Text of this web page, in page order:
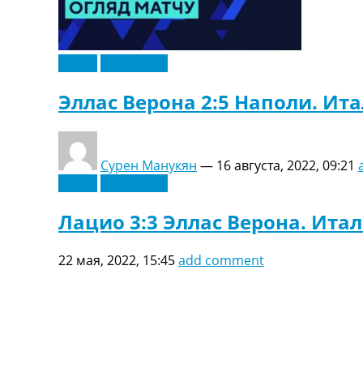
Украина. Первая Лига
Лига Чемпионов
Англия. Премьер Лига
Испания. Ла Лига
Таблицы
Украина. Первая Лига
Лига Чемпионов. Таблицы групп
Англия. Премьер-Лига
Все таблицы >>>
Рейтинг стран УЕФА
Эллас Верона 2:5 Наполи.
Сурен Манукян — 16 августа, 2022, 09:21
Лацио 3:3 Эллас Верона.
22 мая, 2022, 15:45add comment